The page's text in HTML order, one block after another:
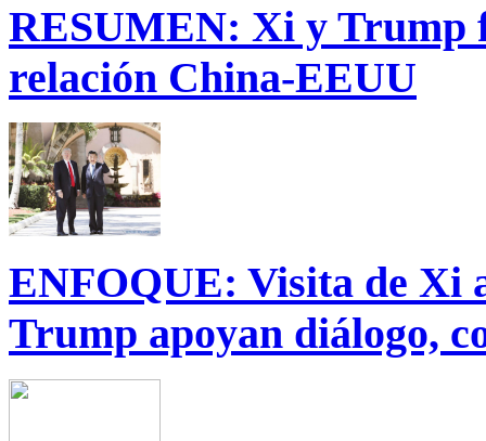
RESUMEN: Xi y Trump
relación China-EEUU
ENFOQUE: Visita de Xi
Trump apoyan diálogo,